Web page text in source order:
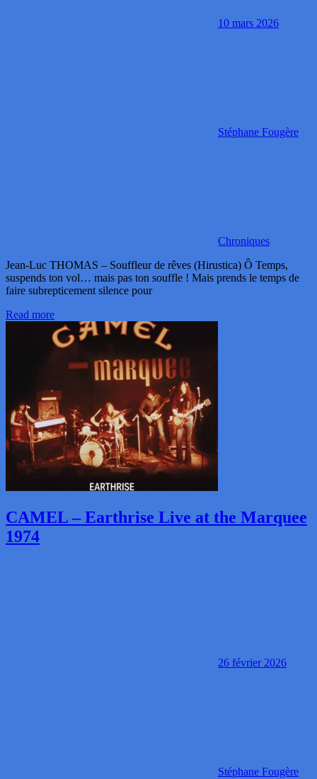
10 mars 2026
Stéphane Fougère
Chroniques
Jean-Luc THOMAS – Souffleur de rêves (Hirustica) Ô Temps,
suspends ton vol… mais pas ton souffle ! Mais prends le temps de
faire subrepticement silence pour
Read more
CAMEL – Earthrise Live at the Marquee
1974
26 février 2026
Stéphane Fougère